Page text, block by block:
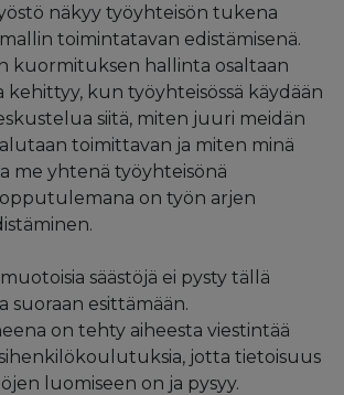
näkyy työyhteisön tukena
toimintatavan edistämisenä.
kuormituksen hallinta osaltaan
kun työyhteisössä käydään
siitä, miten juuri meidän
toimittavan ja miten minä
me yhtenä työyhteisönä
on työn arjen
säästöjä ei pysty tällä
suoraan esittämään.
on tehty aiheesta viestintää
jotta tietoisuus
luomiseen on ja pysyy.